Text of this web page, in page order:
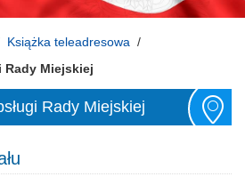
Książka teleadresowa
Rady Miejskiej
Rady Miejskiej